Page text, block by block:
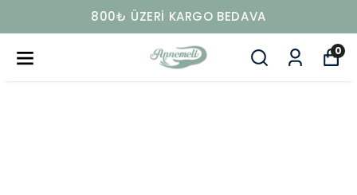
800₺ ÜZERİ KARGO BEDAVA
0